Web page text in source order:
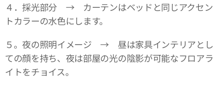
４．採光部分 → カーテンはベッドと同じアクセン
トカラーの水色にします。
５。夜の照明イメージ → 昼は家具インテリアとし
ての顔を持ち、夜は部屋の光の陰影が可能なフロアラ
イトをチョイス。